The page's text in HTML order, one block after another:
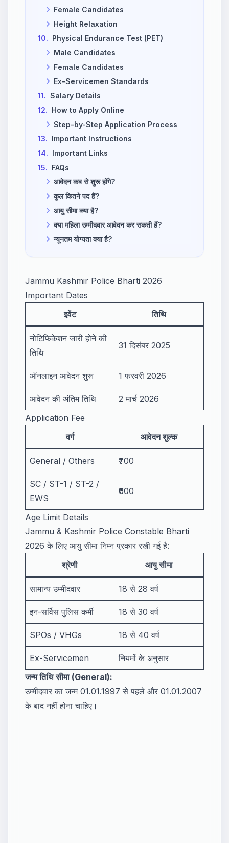
Female Candidates
Height Relaxation
10. Physical Endurance Test (PET)
Male Candidates
Female Candidates
Ex-Servicemen Standards
11. Salary Details
12. How to Apply Online
Step-by-Step Application Process
13. Important Instructions
14. Important Links
15. FAQs
आवेदन कब से शुरू होंगे?
कुल कितने पद हैं?
आयु सीमा क्या है?
क्या महिला उम्मीदवार आवेदन कर सकती हैं?
न्यूनतम योग्यता क्या है?
Jammu Kashmir Police Bharti 2026
Important Dates
इवेंट
तिथि
नोटिफिकेशन जारी होने की
तिथि
31 दिसंबर 2025
ऑनलाइन आवेदन शुरू 1 फरवरी 2026
आवेदन की अंतिम तिथि
2 मार्च 2026
Application Fee
वर्ग
आवेदन शुल्क
General / Others ₹700
SC / ST-1 / ST-2 /
EWS
₹600
Age Limit Details
Jammu & Kashmir Police Constable Bharti
2026 के लिए आयु सीमा निम्न प्रकार रखी गई है:
श्रेणी
आयु सीमा
सामान्य उम्मीदवार 18 से 28 वर्ष
इन-सर्विस पुलिस कर्मी 18 से 30 वर्ष
SPOs / VHGs 18 से 40 वर्ष
Ex-Servicemen
नियमों के अनुसार
जन्म तिथि सीमा (General):
उम्मीदवार का जन्म 01.01.1997 से पहले और 01.01.2007
के बाद नहीं होना चाहिए।